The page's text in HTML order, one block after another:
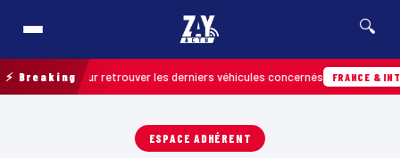
🔍
⚡ Breaking
de terrain pour retrouver les derniers véhicules concernés FRANCE &
ESPACE ADHÉRENT